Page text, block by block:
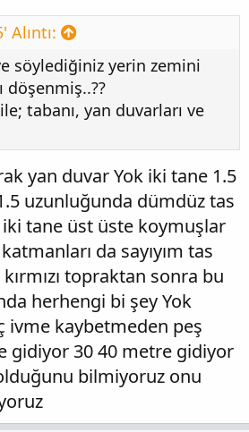
Alıntı:
söylediğiniz yerin zemini
döşenmiş..??
tabanı, yan duvarları ve
yan duvar Yok iki tane 1.5
uzunluğunda dümdüz tas
tane üst üste koymuşlar
da sayıyım tas
topraktan sonra bu
herhengi bi şey Yok
ivme kaybetmeden peş
gidiyor 30 40 metre gidiyor
bilmiyoruz onu